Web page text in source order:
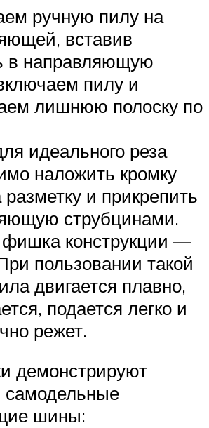
ручную пилу на
вставив
в направляющую
пилу и
лишнюю полоску по
идеального реза
наложить кромку
и прикрепить
струбцинами.
фишка конструкции —
пользовании такой
двигается плавно,
подается легко и
режет.
демонстрируют
самодельные
шины: